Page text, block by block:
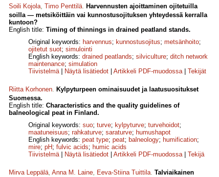
Soili Kojola, Timo Penttilä. Harvennusten ajoittaminen ojitetuilla
soilla — metsiköittäin vai kunnostusojituksen yhteydessä kerralla
kuntoon?
English title: Timing of thinnings in drained peatland stands.
Original keywords: harvennus; kunnostusojitus; metsänhoito;
ojitetut suot; simulointi
English keywords: drained peatlands; silviculture; ditch network
maintenance; simulation
Tiivistelmä| Näytä lisätiedot Artikkeli PDF-muodossa| Tekijät
Riitta Korhonen. Kylpyturpeen ominaisuudet ja laatusuositukset
Suomessa.
English title: Characteristics and the quality guidelines of
balneological peat in Finland.
Original keywords: suo; turve; kylpyturve; turvehoidot;
maatuneisuus; rahkaturve; saraturve; humushapot
English keywords: peat type; peat; balneology; humification;
mire; pH; fulvic acids; humic acids
Tiivistelmä| Näytä lisätiedot Artikkeli PDF-muodossa| Tekijä
Mirva Leppälä, Anna M. Laine, Eeva-Stiina Tuittila. Talviaikainen